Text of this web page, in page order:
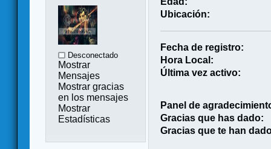
Desconectado
Mostrar
Mensajes
Mostrar gracias
en los mensajes
Mostrar
Estadísticas
Ubicación:
Fecha de registro:
Hora Local:
Última vez activo:
Panel de
Gracias que has dado:
Gracias que te han